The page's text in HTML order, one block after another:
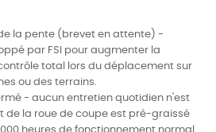
la pente (brevet en attente) -
par FSI pour augmenter la
total lors du déplacement sur
ou des terrains.
- aucun entretien quotidien n'est
de la roue de coupe est pré-graissé
heures de fonctionnement normal.